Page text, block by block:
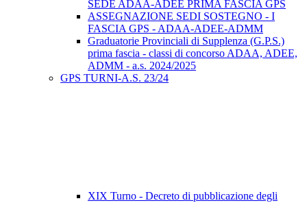
SEDE ADAA-ADEE PRIMA FASCIA GPS
ASSEGNAZIONE SEDI SOSTEGNO - I
FASCIA GPS - ADAA-ADEE-ADMM
Graduatorie Provinciali di Supplenza (G.P.S.)
prima fascia - classi di concorso ADAA, ADEE,
ADMM - a.s. 2024/2025
GPS TURNI-A.S. 23/24
XIX Turno - Decreto di pubblicazione degli